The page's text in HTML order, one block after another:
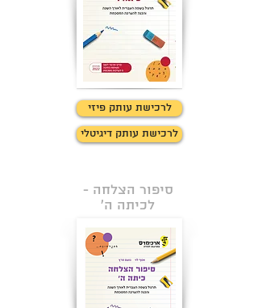
לרכישת עותק פיזי
לרכישת עותק דיגיטלי
סיפור הצלחה -
לכיתה ה'